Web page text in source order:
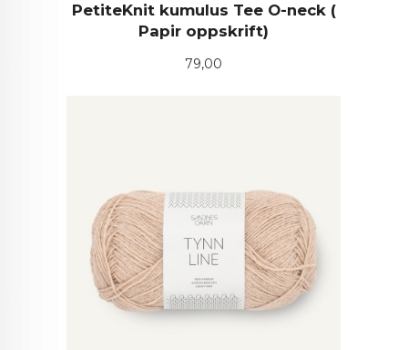
PetiteKnit kumulus Tee O-neck (
Papir oppskrift)
Pris
79,00